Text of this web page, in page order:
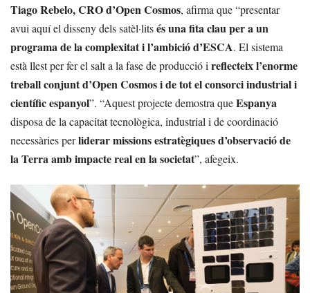
Tiago Rebelo, CRO d’Open Cosmos, afirma que “presentar
avui aquí el disseny dels satèl·litsés una fita clau per a un
programa de la complexitat i l’ambició d’ESCA. El sistema
està llest per fer el salt a la fase de producció i reflecteix l’enorme
treball conjunt d’Open Cosmos i de tot el consorci industrial i
científic espanyol”. “Aquest projecte demostra queEspanya
disposa de la capacitat tecnològica, industrial i de coordinació
necessàries perliderar missions estratègiques d’observació de
la Terra amb impacte real en la societat”, afegeix.